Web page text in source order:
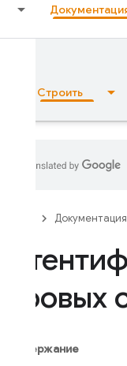
Строить
Документация
Содержание